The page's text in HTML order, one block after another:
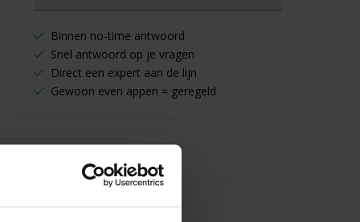
Binnen no-time antwoord
Snel antwoord op je vragen
Direct een expert aan de lijn
Gewoon even appen = geregeld